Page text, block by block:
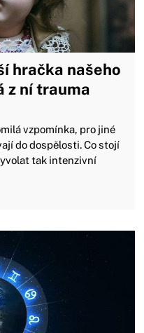
hračka našeho
z ní trauma
vzpomínka, pro jiné
do dospělosti. Co stojí
tak intenzivní